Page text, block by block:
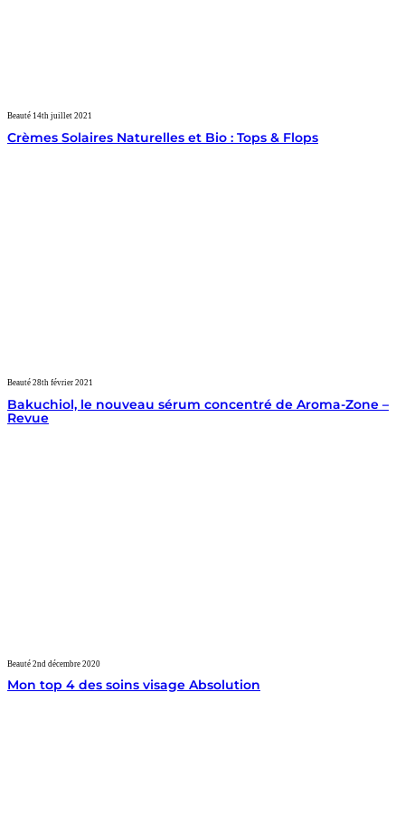
Beauté 14th juillet 2021
Crèmes Solaires Naturelles et Bio : Tops & Flops
Beauté 28th février 2021
Bakuchiol, le nouveau sérum concentré de Aroma-Zone –
Revue
Beauté 2nd décembre 2020
Mon top 4 des soins visage Absolution